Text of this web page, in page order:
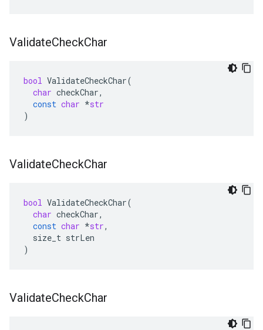
ValidateCheckChar
bool ValidateCheckChar(
char checkChar,
const char *str
)
ValidateCheckChar
bool ValidateCheckChar(
char checkChar,
const char *str,
size_t strLen
)
ValidateCheckChar